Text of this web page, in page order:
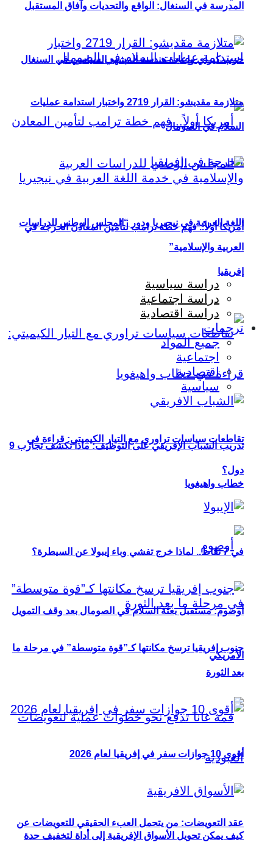
حزب كيراي وإعادة هندسة المشهد السياسي في السنغال
أمريكا أولاً.. فهم خطة ترامب لتأمين المعادن الحرجة في
إفريقيا
تقاطعات سياسات تراوري مع التيار الكيميتي: قراءة في
خطاب واهيغويا
أوصوم: مستقبل بعثة السلام في الصومال بعد وقف التمويل
الأمريكي
عقد التعويضات: من يتحمل العبء الحقيقي للتعويضات عن
المدرسة في السنغال: الواقع والتحديات وآفاق المستقبل
متلازمة مقديشو: القرار 2719 واختبار استدامة عمليات
السلام في الصومال
اللغة العربية في نيجيريا ودور “المجلس الوطني للدراسات
العربية والإسلامية”
دراسة سياسية
دراسة اجتماعية
دراسة اقتصادية
ترجمات
جميع المواد
اجتماعية
اقتصادية
سياسية
تدريب الشباب الإفريقي على التوظيف: ماذا تكشف تجارب 9
دول؟
في 7 نقاط.. لماذا خرج تفشي وباء إيبولا عن السيطرة؟
جنوب إفريقيا ترسخ مكانتها كـ”قوة متوسطة” في مرحلة ما
بعد الثورة
أقوى 10 جوازات سفر في إفريقيا لعام 2026
كيف يمكن تحويل الأسواق الإفريقية إلى أداة لتخفيف حدة